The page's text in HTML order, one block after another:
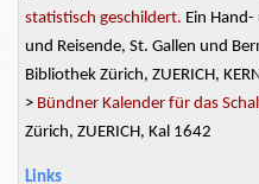
statistisch geschildert. Ein
und Reisende, St. Gallen und
Bibliothek Zürich, ZUERICH,
> Bündner Kalender für das
Zürich, ZUERICH, Kal 1642
Links